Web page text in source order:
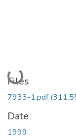
Loading...
Files
7933-1.pdf
Date
1999